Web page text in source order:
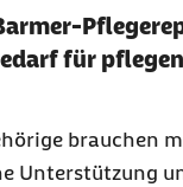
für
brauchen
Unterstützung